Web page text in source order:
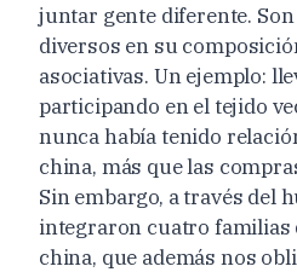
juntar gente diferente.
diversos en su
asociativas. Un ejemplo:
participando en el tejido
nunca había tenido
china, más que las
Sin embargo, a través del
integraron cuatro familias
china, que además nos